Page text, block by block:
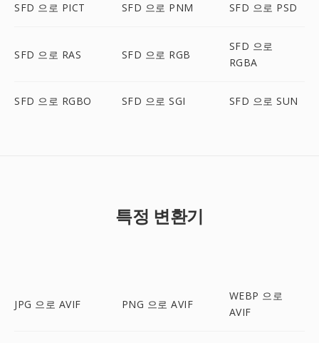
SFD 으로 PICT SFD 으로 PNM SFD 으로 PSD
SFD 으로 RAS SFD 으로 RGB
SFD 으로
RGBA
SFD 으로 RGBO SFD 으로 SGI SFD 으로 SUN
특정 변환기
JPG 으로 AVIF PNG 으로 AVIF
WEBP 으로
AVIF